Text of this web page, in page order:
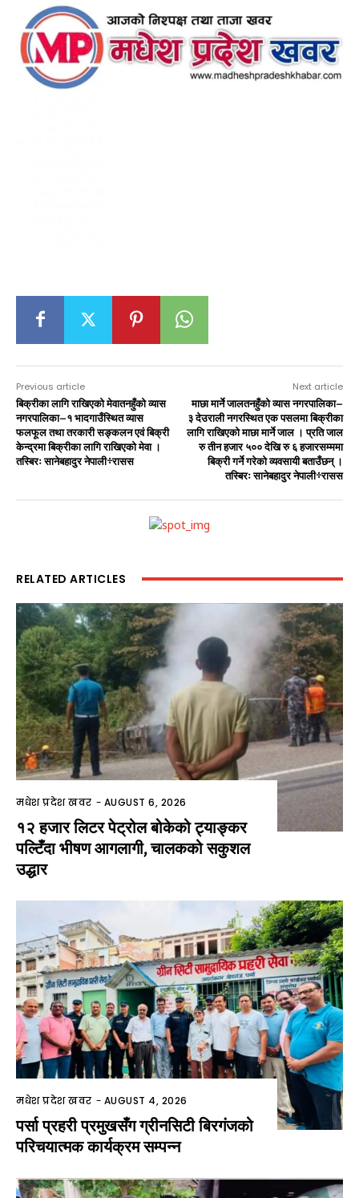
Previous article
बिक्रीका लागि राखिएको मेवातनहुँको व्यास
नगरपालिका–१ भादगाउँस्थित व्यास
फलफूल तथा तरकारी सङ्कलन एवं बिक्री
केन्द्रमा बिक्रीका लागि राखिएको मेवा ।
तस्बिरः सानेबहादुर नेपाली÷रासस
Next article
माछा मार्ने जालतनहुँको व्यास नगरपालिका–
३ देउराली नगरस्थित एक पसलमा बिक्रीका
लागि राखिएको माछा मार्ने जाल । प्रति जाल
रु तीन हजार ५०० देखि रु ६ हजारसम्ममा
बिक्री गर्ने गरेको व्यवसायी बताउँछन् ।
तस्बिरः सानेबहादुर नेपाली÷रासस
RELATED ARTICLES
मधेश प्रदेश खवर - AUGUST 6, 2026
१२ हजार लिटर पेट्रोल बोकेको ट्याङ्कर
पल्टिँदा भीषण आगलागी, चालकको सकुशल
उद्धार
मधेश प्रदेश खवर - AUGUST 4, 2026
पर्सा प्रहरी प्रमुखसँग ग्रीनसिटी बिरगंजको
परिचयात्मक कार्यक्रम सम्पन्न